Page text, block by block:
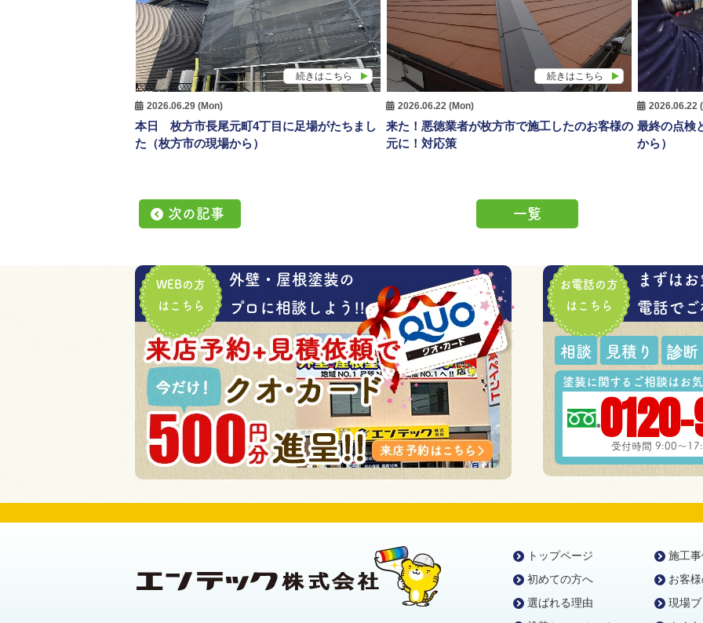
続きはこちら
2026.06.29 (Mon)
本日 枚方市長尾元町4丁目に足場がたちまし
た（枚方市の現場から）
続きはこちら
2026.06.22 (Mon)
来た！悪徳業者が枚方市で施工したのお客様の
元に！対応策
2026.06.22
最終の点検
から）
次の記事 一覧
お電話の方
はこちら
まずは
電話で
相談 見積り 診断
塗装に関するご相談はお
受付時間 9:00～
WEBの方
はこちら
外壁・屋根塗装の
プロに相談しよう!!
トップページ
初めての方へ
選ばれる理由
施工
お客
現場